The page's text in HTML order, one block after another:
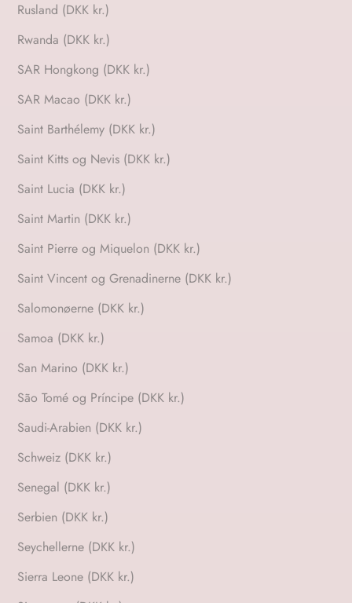
Rusland (DKK kr.)
Rwanda (DKK kr.)
SAR Hongkong (DKK kr.)
SAR Macao (DKK kr.)
Saint Barthélemy (DKK kr.)
Saint Kitts og Nevis (DKK kr.)
Saint Lucia (DKK kr.)
Saint Martin (DKK kr.)
Saint Pierre og Miquelon (DKK kr.)
Saint Vincent og Grenadinerne (DKK kr.)
Salomonøerne (DKK kr.)
Samoa (DKK kr.)
San Marino (DKK kr.)
São Tomé og Príncipe (DKK kr.)
Saudi-Arabien (DKK kr.)
Schweiz (DKK kr.)
Senegal (DKK kr.)
Serbien (DKK kr.)
Seychellerne (DKK kr.)
Sierra Leone (DKK kr.)